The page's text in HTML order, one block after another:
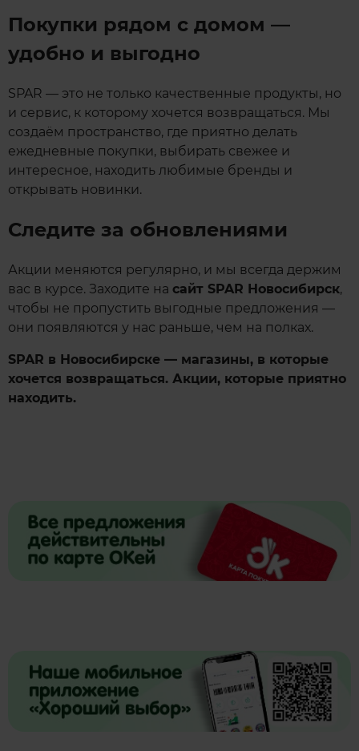
Покупки рядом с домом —
удобно и выгодно
SPAR — это не только качественные продукты, но
и сервис, к которому хочется возвращаться. Мы
создаём пространство, где приятно делать
ежедневные покупки, выбирать свежее и
интересное, находить любимые бренды и
открывать новинки.
Следите за обновлениями
Акции меняются регулярно, и мы всегда держим
вас в курсе. Заходите на сайт SPAR Новосибирск,
чтобы не пропустить выгодные предложения —
они появляются у нас раньше, чем на полках.
SPAR в Новосибирске — магазины, в которые
хочется возвращаться. Акции, которые приятно
находить.